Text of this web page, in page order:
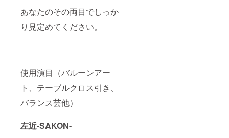
あなたのその両目でしっか
り見定めてください。
使用演目（バルーンアー
ト、テーブルクロス引き、
バランス芸他）
左近-SAKON-